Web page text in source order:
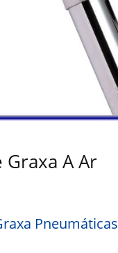
Graxa A Ar
Pneumáticas